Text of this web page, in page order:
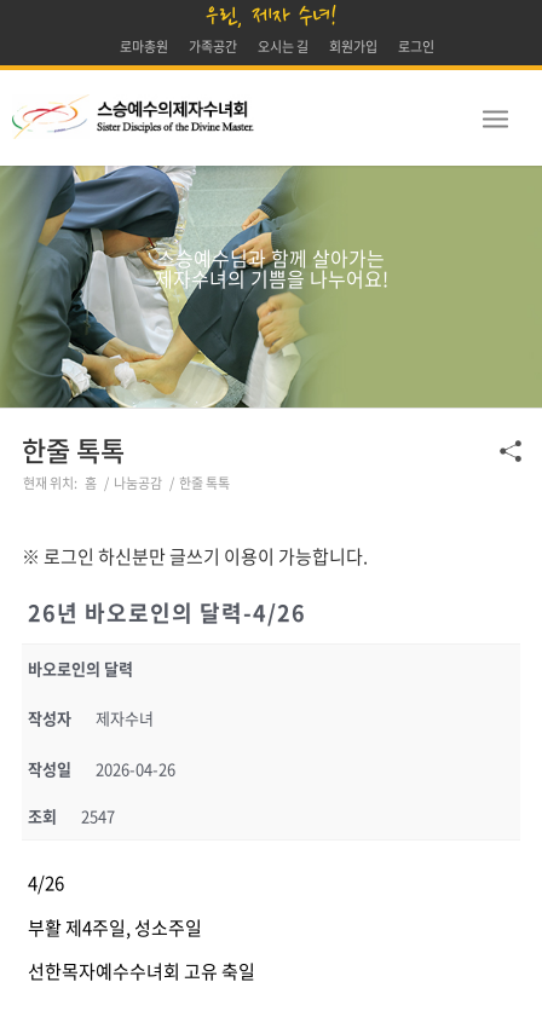
우린, 제자 수녀!
로마총원 가족공간 오시는 길 회원가입 로그인
한줄 톡톡
현재 위치: 홈 / 나눔공감 / 한줄 톡톡
스승예수님과 함께 살아가는
제자수녀의 기쁨을 나누어요!
※ 로그인 하신분만 글쓰기 이용이 가능합니다.
26년 바오로인의 달력-4/26
바오로인의 달력
작성자 제자수녀
작성일 2026-04-26
조회 2547
4/26
부활 제4주일, 성소주일
선한목자예수수녀회 고유 축일